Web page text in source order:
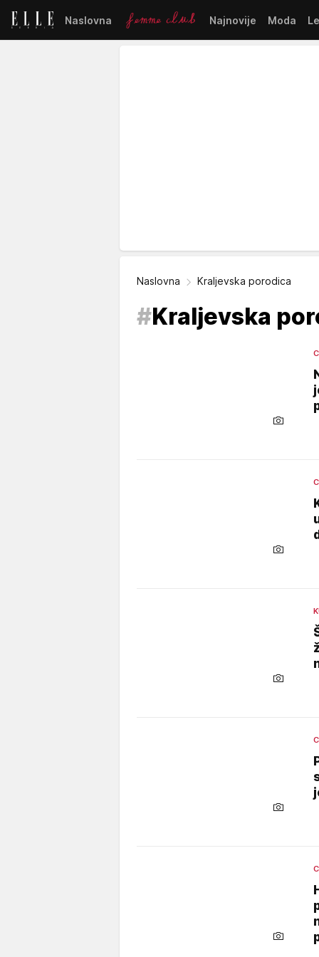
Naslovna Najnovije Moda
Naslovna Kraljevska porodica
#Kraljevska